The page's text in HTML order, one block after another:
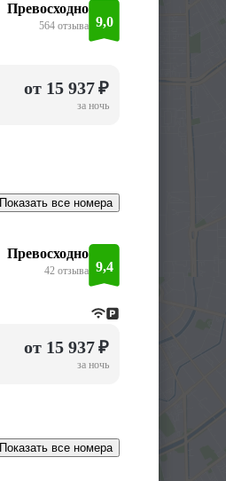
Превосходно
564 отзыва 9,0
от 15 937 ₽
за ночь
Показать все номера
Превосходно
42 отзыва 9,4
от 15 937 ₽
за ночь
Показать все номера